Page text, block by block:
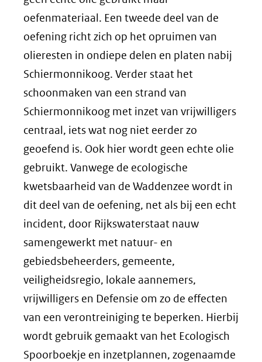
oefenmateriaal. Een tweede deel van de
oefening richt zich op het opruimen van
olieresten in ondiepe delen en platen nabij
Schiermonnikoog. Verder staat het
schoonmaken van een strand van
Schiermonnikoog met inzet van vrijwilligers
centraal, iets wat nog niet eerder zo
geoefend is. Ook hier wordt geen echte olie
gebruikt. Vanwege de ecologische
kwetsbaarheid van de Waddenzee wordt in
dit deel van de oefening, net als bij een echt
incident, door Rijkswaterstaat nauw
samengewerkt met natuur- en
gebiedsbeheerders, gemeente,
veiligheidsregio, lokale aannemers,
vrijwilligers en Defensie om zo de effecten
van een verontreiniging te beperken. Hierbij
wordt gebruik gemaakt van het Ecologisch
Spoorboekje en inzetplannen, zogenaamde